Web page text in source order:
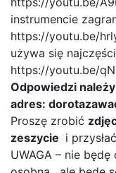
instrumencie
https://
używa się
https://youtu.be/
Odpowiedzi
adres:
Proszę zrobić
zeszycie i
UWAGA – nie